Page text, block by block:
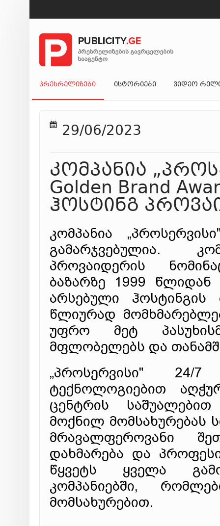
ᲞᲠᲔᲡᲠᲔᲚᲘᲖᲔᲑᲘ ᲘᲡᲢᲝᲠᲘᲔᲑᲘ ᲕᲘᲓᲔᲝ
29/06/2023
კომპანია
Golden Brand
ჰოსტინგ
კომპანია
გამარჯვებულია.
პროვაიდერის
ბაზარზე 1999 წლიდან
არსებული
წლიურად
უფრო მეტ
მფლობელებს და
„პროსერვისი"
ტექნოლოგიებით
ცენტრის
მოქნილ მომსახურებას
მრავალფეროვანი
დახმარება და
წყვეტს ყველა
კომპანიებში,
მომსახურებით.